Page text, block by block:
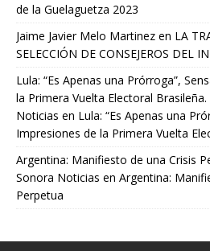
de la Guelaguetza 2023
Jaime Javier Melo Martinez en LA
SELECCIÓN DE CONSEJEROS DEL
Lula: “Es Apenas una Prórroga”,
la Primera Vuelta Electoral
Noticias en Lula: “Es Apenas una
Impresiones de la Primera Vuelta
Argentina: Manifiesto de una Crisis
Sonora Noticias en Argentina:
Perpetua